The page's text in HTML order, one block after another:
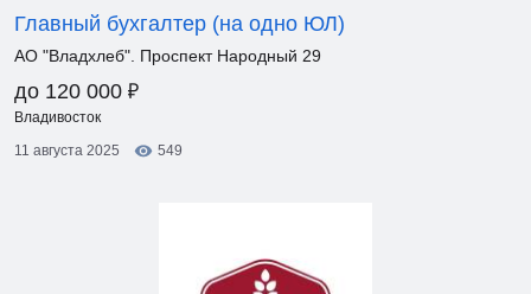
Главный бухгалтер (на одно ЮЛ)
АО "Владхлеб". Проспект Народный 29
до 120 000 ₽
Владивосток
11 августа 2025
549